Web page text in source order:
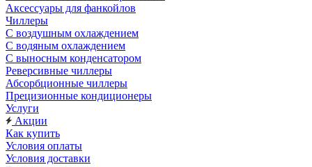
Аксессуары для фанкойлов
Чиллеры
С воздушным охлаждением
С водяным охлаждением
С выносным конденсатором
Реверсивные чиллеры
Абсорбционные чиллеры
Прецизионные кондиционеры
Услуги
Акции
Как купить
Условия оплаты
Условия доставки